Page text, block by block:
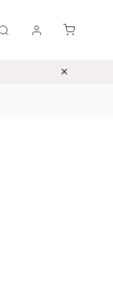
Starostlivosť